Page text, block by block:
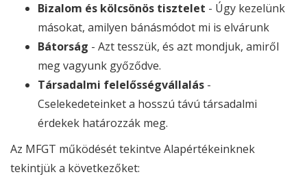
Bizalom és kölcsönös tisztelet - Úgy kezelünk
másokat, amilyen bánásmódot mi is elvárunk
Bátorság - Azt tesszük, és azt mondjuk, amiről
meg vagyunk győződve.
Társadalmi felelősségvállalás -
Cselekedeteinket a hosszú távú társadalmi
érdekek határozzák meg.
Az MFGT működését tekintve Alapértékeinknek
tekintjük a következőket: